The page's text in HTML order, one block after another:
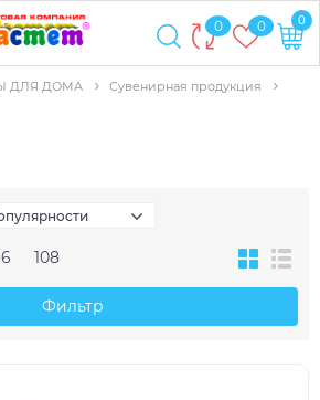
0 0 0
ДЛЯ ДОМА
Сувенирная продукция
108
Фильтр